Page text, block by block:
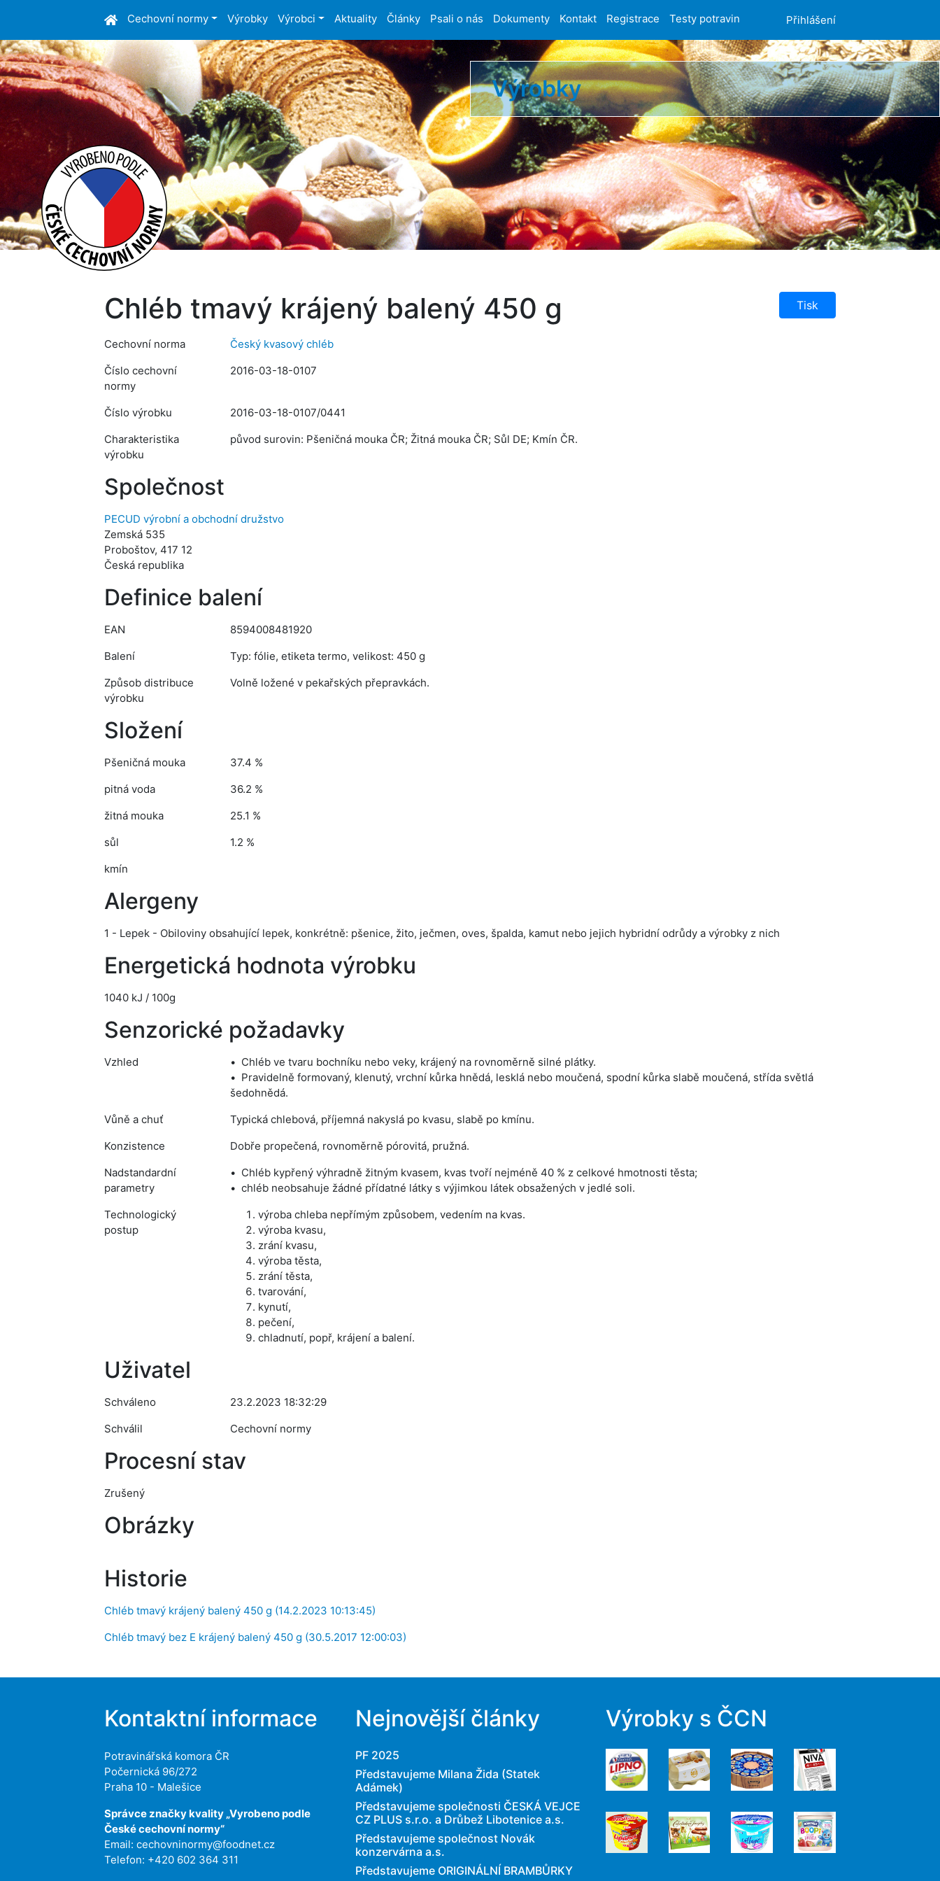
Cechovní normy Výrobky Výrobci Aktuality Články Psali o nás Dokumenty Kontakt Registrace Testy potravin Přihlášení
Výrobky
Chléb tmavý krájený balený 450 g Tisk
Cechovní norma
Český kvasový chléb
Číslo cechovní
normy
2016-03-18-0107
Číslo výrobku
2016-03-18-0107/0441
Charakteristika
výrobku
původ surovin: Pšeničná mouka ČR; Žitná mouka ČR; Sůl DE; Kmín ČR.
Společnost
PECUD výrobní a obchodní družstvo
Zemská 535
Proboštov, 417 12
Česká republika
Definice balení
EAN
8594008481920
Balení
Typ: fólie, etiketa termo, velikost: 450 g
Způsob distribuce
výrobku
Volně ložené v pekařských přepravkách.
Složení
Pšeničná mouka
37.4 %
pitná voda
36.2 %
žitná mouka
25.1 %
sůl
1.2 %
kmín
Alergeny
1 - Lepek - Obiloviny obsahující lepek, konkrétně: pšenice, žito, ječmen, oves, špalda, kamut nebo jejich hybridní odrůdy a výrobky z nich
Energetická hodnota výrobku
1040 kJ / 100g
Senzorické požadavky
Vzhled
Chléb ve tvaru bochníku nebo veky, krájený na rovnoměrně silné plátky.
Pravidelně formovaný, klenutý, vrchní kůrka hnědá, lesklá nebo moučená, spodní kůrka slabě moučená, střída světlá
šedohnědá.
Vůně a chuť
Typická chlebová, příjemná nakyslá po kvasu, slabě po kmínu.
Konzistence
Dobře propečená, rovnoměrně pórovitá, pružná.
Nadstandardní
parametry
Chléb kypřený výhradně žitným kvasem, kvas tvoří nejméně 40 % z celkové hmotnosti těsta;
chléb neobsahuje žádné přídatné látky s výjimkou látek obsažených v jedlé soli.
Technologický
postup
výroba chleba nepřímým způsobem, vedením na kvas.
výroba kvasu,
zrání kvasu,
výroba těsta,
zrání těsta,
tvarování,
kynutí,
pečení,
chladnutí, popř, krájení a balení.
Uživatel
Schváleno
23.2.2023 18:32:29
Schválil
Cechovní normy
Procesní stav
Zrušený
Obrázky
Historie
Chléb tmavý krájený balený 450 g (14.2.2023 10:13:45)
Chléb tmavý bez E krájený balený 450 g (30.5.2017 12:00:03)
Kontaktní informace
Potravinářská komora ČR
Počernická 96/272
Praha 10 - Malešice
Správce značky kvality „Vyrobeno podle
České cechovní normy“
Email:cechovninormy@foodnet.cz
Telefon: +420 602 364 311
Nejnovější články
PF 2025
Představujeme Milana Žida (Statek
Adámek)
Představujeme společnosti ČESKÁ VEJCE
CZ PLUS s.r.o. a Drůbež Libotenice a.s.
Představujeme společnost Novák
konzervárna a.s.
Představujeme ORIGINÁLNÍ BRAMBŮRKY
Výrobky s ČCN